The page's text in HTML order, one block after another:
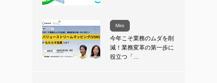
Miro
今年こそ業務のムダを削
減！業務変革の第一歩に
役立つ「…